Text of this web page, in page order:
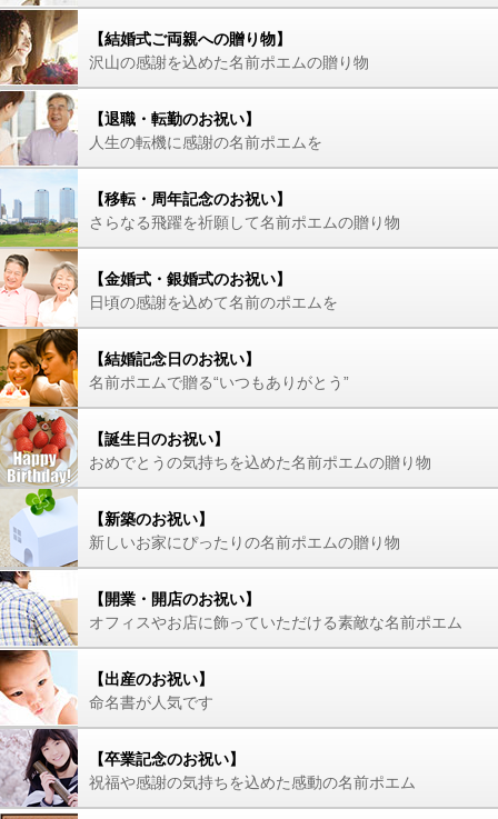
【結婚式ご両親への贈り物】
沢山の感謝を込めた名前ポエムの贈り物
【退職・転勤のお祝い】
人生の転機に感謝の名前ポエムを
【移転・周年記念のお祝い】
さらなる飛躍を祈願して名前ポエムの贈り物
【金婚式・銀婚式のお祝い】
日頃の感謝を込めて名前のポエムを
【結婚記念日のお祝い】
名前ポエムで贈る“いつもありがとう”
【誕生日のお祝い】
おめでとうの気持ちを込めた名前ポエムの贈り物
【新築のお祝い】
新しいお家にぴったりの名前ポエムの贈り物
【開業・開店のお祝い】
オフィスやお店に飾っていただける素敵な名前ポエム
【出産のお祝い】
命名書が人気です
【卒業記念のお祝い】
祝福や感謝の気持ちを込めた感動の名前ポエム